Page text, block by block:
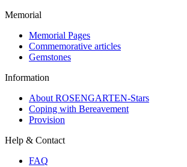
Memorial
Memorial Pages
Commemorative articles
Gemstones
Information
About ROSENGARTEN-Stars
Coping with Bereavement
Provision
Help & Contact
FAQ